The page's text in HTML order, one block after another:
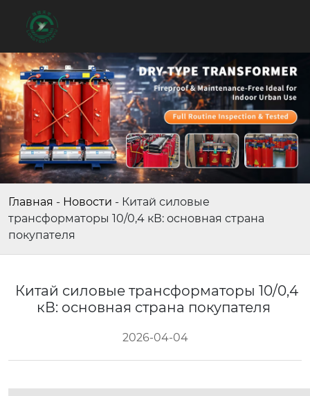
Главная - Новости - Китай силовые
трансформаторы 10/0,4 кВ: основная страна
покупателя
Китай силовые трансформаторы 10/0,4
кВ: основная страна покупателя
2026-04-04